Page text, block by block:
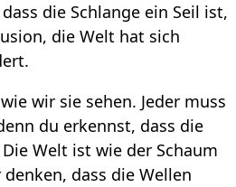
die Schlange ein Seil ist,
die Welt hat sich
wir sie sehen. Jeder muss
du erkennst, dass die
Welt ist wie der Schaum
dass die Wellen